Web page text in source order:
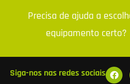
Precisa de ajuda a
equipamento certo?
Siga-nos nas redes sociais